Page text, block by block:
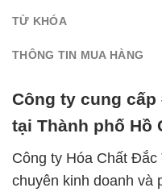
TỪ KHÓA
THÔNG TIN MUA HÀNG
Công ty cung
tại Thành phố Hồ
Công ty Hóa Chất
chuyên kinh doanh và